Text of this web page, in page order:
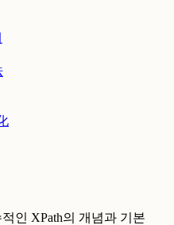
인 XPath의 개념과 기본